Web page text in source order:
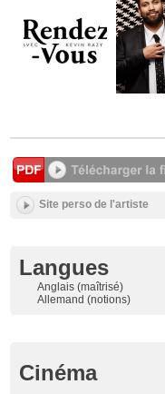
Langues
Anglais (maîtrisé)
Allemand (notions)
Site perso de l'artiste
Cinéma